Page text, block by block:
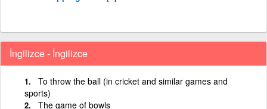
İngilizce - İngilizce
To throw the ball (in cricket and similar games and
sports)
The game of bowls